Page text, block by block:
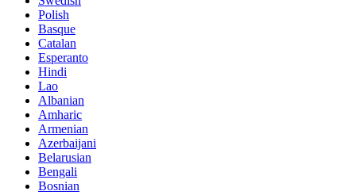
Polish
Basque
Catalan
Esperanto
Hindi
Lao
Albanian
Amharic
Armenian
Azerbaijani
Belarusian
Bengali
Bosnian